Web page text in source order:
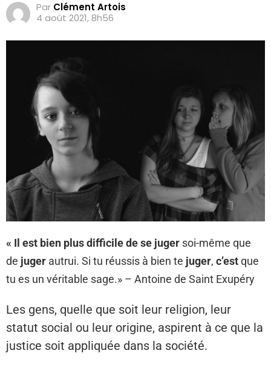
Par Clément Artois
4 août 2021, 8h56
« Il est bien plus difficile de se juger soi-même que
de juger autrui. Si tu réussis à bien te juger, c’estque
tu es un véritable sage.» – Antoine de Saint Exupéry
Les gens, quelle que soit leur religion, leur
statut social ou leur origine, aspirent à ce que la
justice soit appliquée dans la société.